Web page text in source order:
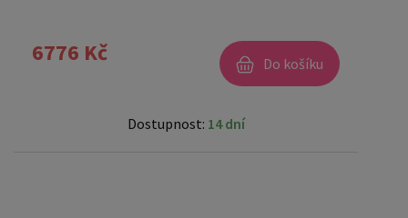
6776 Kč Do košíku
Dostupnost: 14 dní